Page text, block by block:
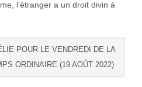
l’étranger a un droit divin à
POUR LE VENDREDI DE LA
ORDINAIRE (19 AOÛT 2022)